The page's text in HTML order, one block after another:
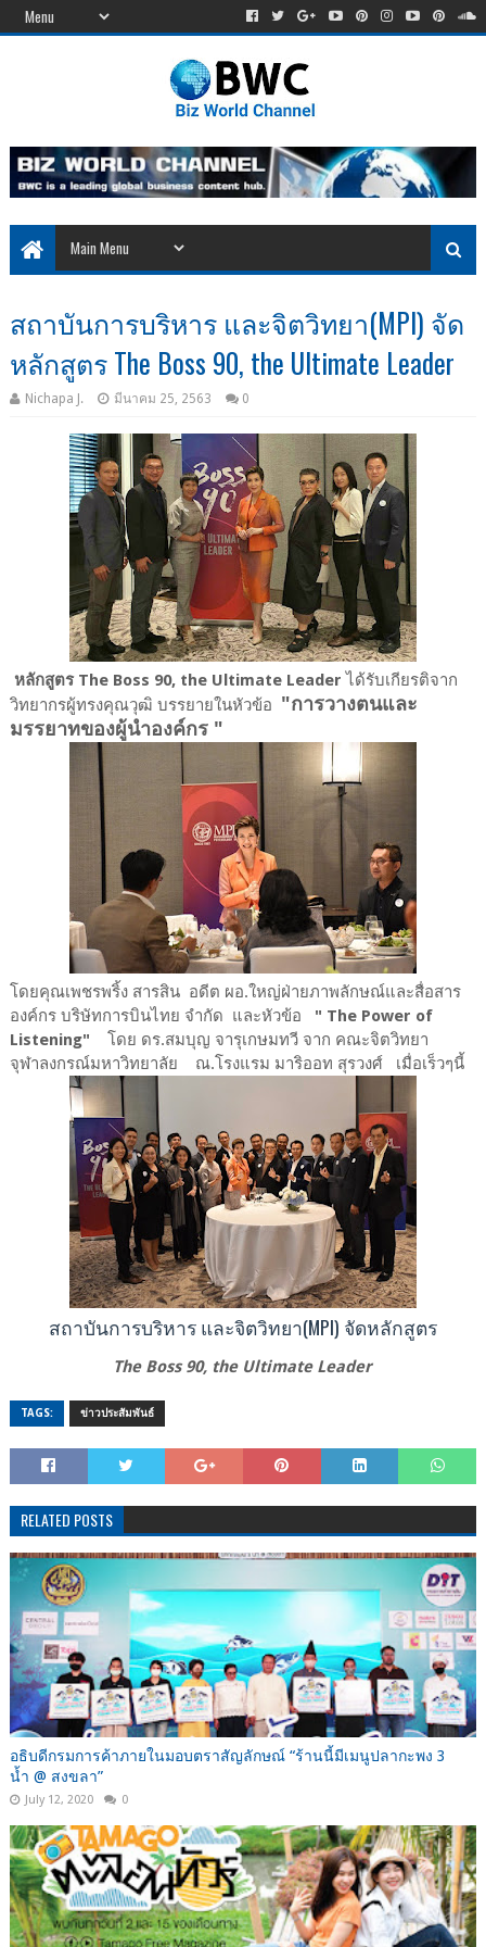
สถาบันการบริหาร และจิตวิทยา(MPI) จัด
หลักสูตร The Boss 90, the Ultimate Leader
Nichapa J. มีนาคม 25, 2563 0
หลักสูตร The Boss 90, the Ultimate Leaderได้รับเกียรติจาก
วิทยากรผู้ทรงคุณวุฒิ บรรยายในหัวข้อ "การวางตนและ
มรรยาทของผู้นำองค์กร "
โดยคุณเพชรพริ้ง สารสิน อดีต ผอ.ใหญ่ฝ่ายภาพลักษณ์และสื่อสาร
องค์กร บริษัทการบินไทย จำกัด และหัวข้อ
" The Power of
Listening" โดย ดร.สมบุญ จารุเกษมทวี จาก คณะจิตวิทยา
จุฬาลงกรณ์มหาวิทยาลัย ณ.โรงแรม มาริออท สุรวงศ์ เมื่อเร็วๆนี้
สถาบันการบริหาร และจิตวิทยา(MPI) จัดหลักสูตร
The Boss 90, the Ultimate Leader
TAGS: ข่าวประสัมพันธ์
RELATED POSTS
อธิบดีกรมการค้าภายในมอบตราสัญลักษณ์ “ร้านนี้มีเมนูปลากะพง 3
น้ำ @ สงขลา”
July 12, 2020 0